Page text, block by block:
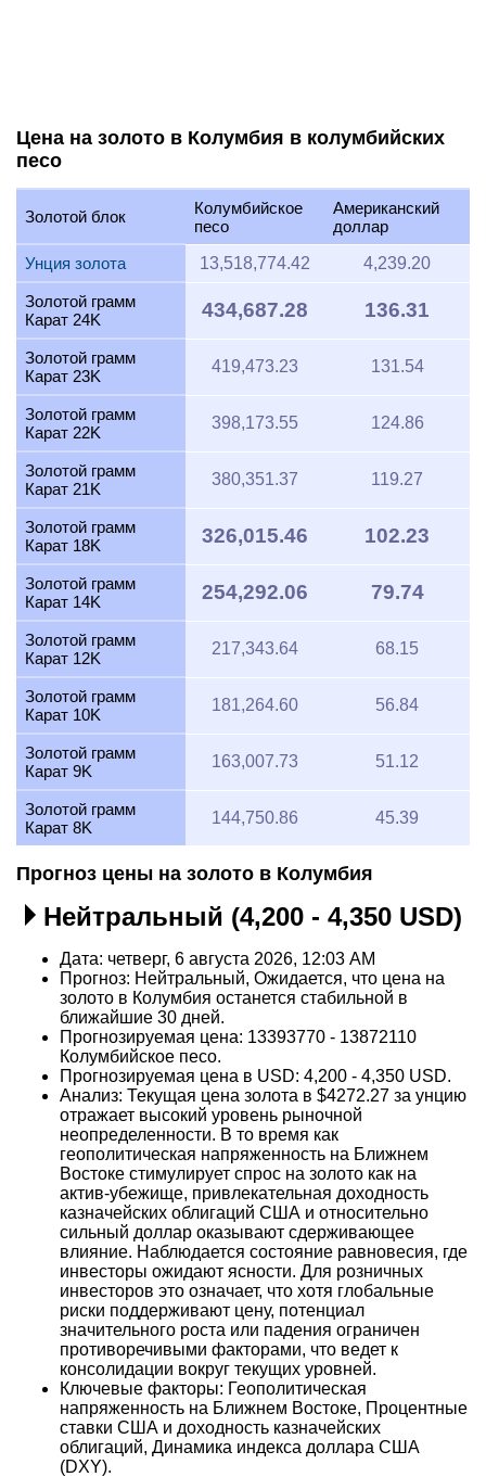
Цена на золото в Колумбия в колумбийских
песо
Золотой блок
Колумбийское
песо
Американский
доллар
Унция золота
13,518,774.42 4,239.20
Золотой грамм
Карат 24K
434,687.28 136.31
Золотой грамм
Карат 23K
419,473.23 131.54
Золотой грамм
Карат 22K
398,173.55 124.86
Золотой грамм
Карат 21K
380,351.37 119.27
Золотой грамм
Карат 18K
326,015.46 102.23
Золотой грамм
Карат 14K
254,292.06 79.74
Золотой грамм
Карат 12K
217,343.64 68.15
Золотой грамм
Карат 10K
181,264.60 56.84
Золотой грамм
Карат 9K
163,007.73 51.12
Золотой грамм
Карат 8K
144,750.86 45.39
Прогноз цены на золото в Колумбия
Нейтральный (4,200 - 4,350 USD)
Дата: четверг, 6 августа 2026, 12:03 AM
Прогноз: Нейтральный, Ожидается, что цена на
золото в Колумбия останется стабильной в
ближайшие 30 дней.
Прогнозируемая цена: 13393770 - 13872110
Колумбийское песо.
Прогнозируемая цена в USD: 4,200 - 4,350 USD.
Анализ: Текущая цена золота в $4272.27 за унцию
отражает высокий уровень рыночной
неопределенности. В то время как
геополитическая напряженность на Ближнем
Востоке стимулирует спрос на золото как на
актив-убежище, привлекательная доходность
казначейских облигаций США и относительно
сильный доллар оказывают сдерживающее
влияние. Наблюдается состояние равновесия, где
инвесторы ожидают ясности. Для розничных
инвесторов это означает, что хотя глобальные
риски поддерживают цену, потенциал
значительного роста или падения ограничен
противоречивыми факторами, что ведет к
консолидации вокруг текущих уровней.
Ключевые факторы: Геополитическая
напряженность на Ближнем Востоке, Процентные
ставки США и доходность казначейских
облигаций, Динамика индекса доллара США
(DXY).